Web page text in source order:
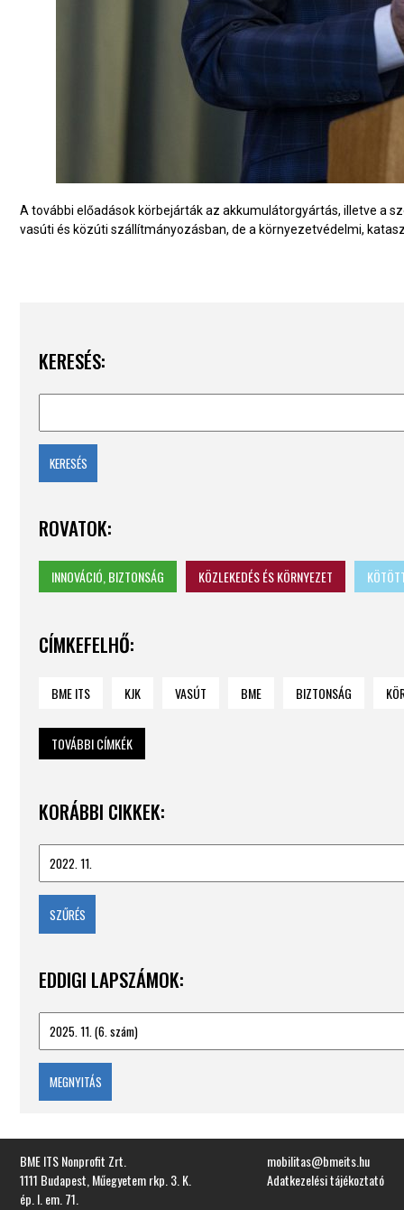
A további előadások körbejárták az akkumulátorgyártás, illetve a
vasúti és közúti szállítmányozásban, de a környezetvédelmi,
KERESÉS:
ROVATOK:
INNOVÁCIÓ, BIZTONSÁG KÖZLEKEDÉS ÉS KÖRNYEZET
CÍMKEFELHŐ:
BME ITS KJK VASÚT BME BIZTONSÁG
TOVÁBBI CÍMKÉK
KORÁBBI CIKKEK:
EDDIGI LAPSZÁMOK:
MEGNYITÁS
BME ITS Nonprofit Zrt.
1111 Budapest, Műegyetem rkp. 3. K.
ép. I. em. 71.
mobilitas@bmeits.hu
Adatkezelési tájékoztató